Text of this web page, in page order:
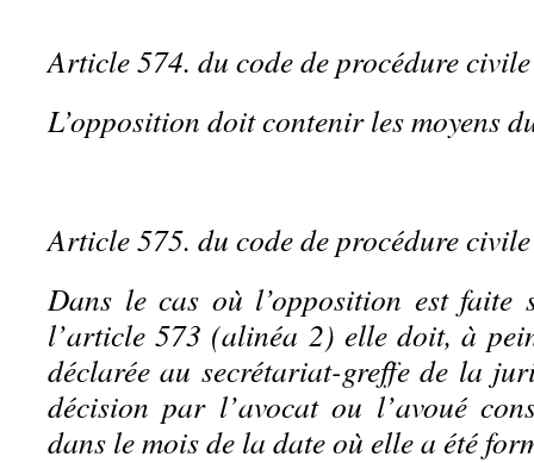
Article 574. du code de procédure civile
L’opposition doit contenir les moyens
Article 575. du code de procédure civile
Dans le cas où l’opposition est faite
l’article 573 (alinéa 2) elle doit, à
déclarée au secrétariat-greffe de la
décision par l’avocat ou l’avoué
dans le mois de la date où elle a été